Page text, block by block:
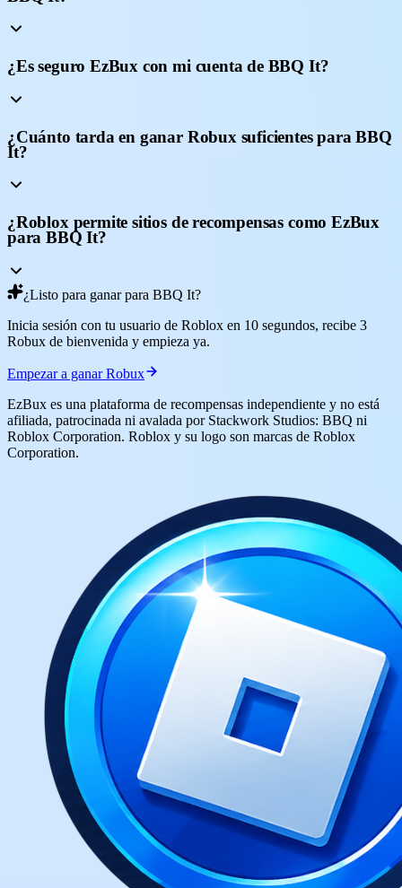
¿Es seguro EzBux con mi cuenta de BBQ It?
¿Cuánto tarda en ganar Robux suficientes para BBQ
It?
¿Roblox permite sitios de recompensas como EzBux
para BBQ It?
¿Listo para ganar para BBQ It?
Inicia sesión con tu usuario de Roblox en 10 segundos, recibe 3
Robux de bienvenida y empieza ya.
Empezar a ganar Robux
EzBux es una plataforma de recompensas independiente y no está
afiliada, patrocinada ni avalada por Stackwork Studios: BBQ ni
Roblox Corporation. Roblox y su logo son marcas de Roblox
Corporation.